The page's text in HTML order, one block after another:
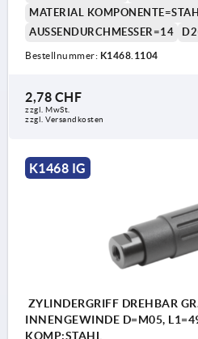
MATERIAL
AUSSENDURCHMESSER=14
Bestellnummer: K1468.1104
2,78 CHF
zzgl. MwSt.
zzgl. Versandkosten
K1468 IG
ZYLINDERGRIFF DREHBAR
INNENGEWINDE D=M05,
KOMP:STAHL